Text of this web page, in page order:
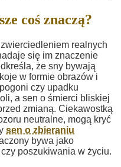
coś znaczą?
realnych
się im znaczenie
że sny bywają
w formie obrazów i
czy upadku
a sen o śmierci bliskiej
zmianą. Ciekawostką
neutralne, mogą kryć
sen o zbieraniu
bywa jako
poszukiwania w życiu.